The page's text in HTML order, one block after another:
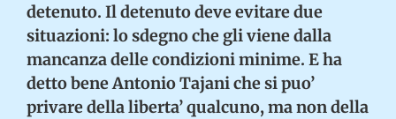
detenuto. Il detenuto deve evitare due
situazioni: lo sdegno che gli viene dalla
mancanza delle condizioni minime. E ha
detto bene Antonio Tajani che si puo’
privare della liberta’ qualcuno, ma non della